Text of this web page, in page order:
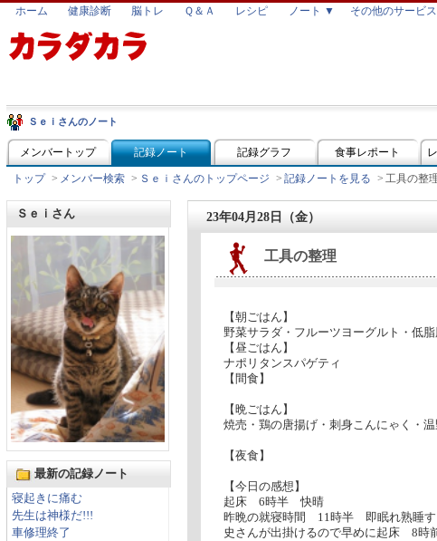
ホーム 健康診断 脳トレ Ｑ＆Ａ レシピ ノート ▼ その他のサービ
Ｓｅｉさんのノート
メンバートップ 記録ノート 記録グラフ 食事レポート
トップ > メンバー検索 > Ｓｅｉさんのトップページ > 記録ノートを見る > 工具の整
Ｓｅｉさん
最新の記録ノート
寝起きに痛む
先生は神様だ!!!
車修理終了
23年04月28日（金）
工具の整理
【朝ごはん】
野菜サラダ・フルーツヨーグルト・低
【昼ごはん】
ナポリタンスパゲティ
【間食】
【晩ごはん】
焼売・鶏の唐揚げ・刺身こんにゃく・
【夜食】
【今日の感想】
起床 6時半 快晴
昨晩の就寝時間 11時半 即眠れ熟睡す
史さんが出掛けるので早めに起床 8時